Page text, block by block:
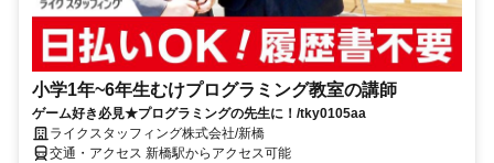
小学1年~6年生むけプログラミング教室の講師
ゲーム好き必見★プログラミングの先生に！/tky0105aa
ライクスタッフィング株式会社/新橋
交通・アクセス 新橋駅からアクセス可能